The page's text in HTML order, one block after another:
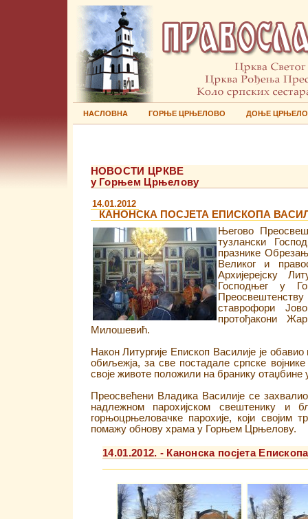
НАСЛОВНА ГОРЊЕ ЦРЊЕЛОВО ДОЊЕ
НОВОСТИ ЦРКВЕ
у Горњем Црњелову
14.01.2012
КАНОНСКА ПОСЈЕТА ЕПИСКОПА
Његово
тузлански
празнике
Великог и
Aрхијерејску
Господњег у
Преосвештенству
ставрофори
протођакони
Милошевић.
Након Литургије Епископ Василије је
обиљежја, за све постадале српске
своје животе положили на бранику отаџбине
Преосвећени Владика Василије се
надлежном парохијском свештенику и
горњоцрњеловачке парохије, који својим
помажу обнову храма у Горњем Црњелову.
14.01.2012. - Канонска посјета